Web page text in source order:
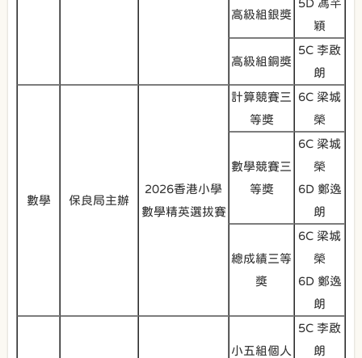
高級組銀獎
5D 馮芊
穎
高級組銅獎
5C 李啟
朗
數學 保良局主辦
2026香港小學
數學精英選拔賽
計算競賽三
等奬
6C 梁城
榮
數學競賽三
等奬
6C 梁城
榮
6D 鄭逸
朗
總成績三等
獎
6C 梁城
榮
6D 鄭逸
朗
小五組個人
5C 李啟
朗